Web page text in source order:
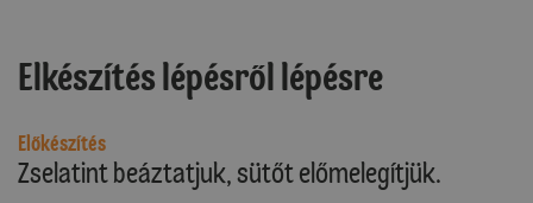
Elkészítés lépésről lépésre
Előkészítés
Zselatint beáztatjuk, sütőt előmelegítjük.